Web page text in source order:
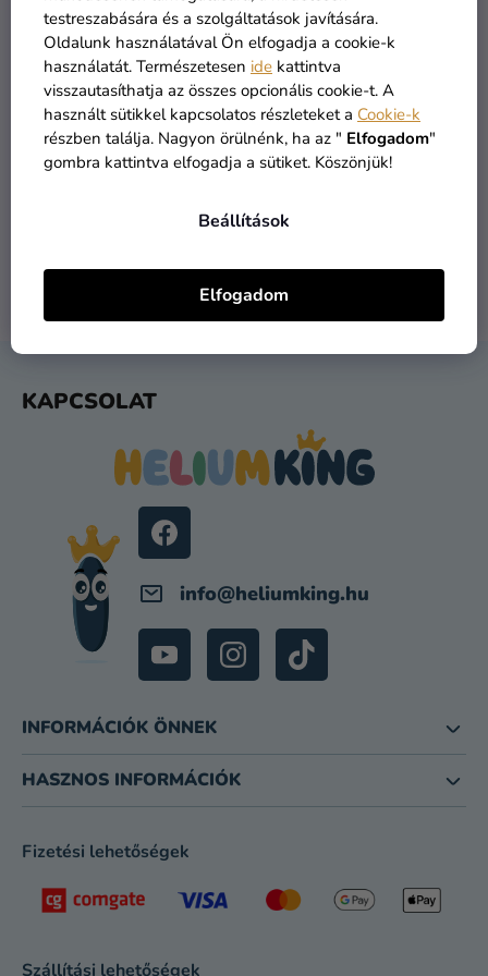
testreszabására és a szolgáltatások javítására.
Oldalunk használatával Ön elfogadja a cookie-k
használatát. Természetesen ide kattintva
visszautasíthatja az összes opcionális cookie-t. A
használt sütikkel kapcsolatos részleteket a Cookie-k
részben találja. Nagyon örülnénk, ha az " Elfogadom"
gombra kattintva elfogadja a sütiket. Köszönjük!
Beállítások
Elfogadom
Kreatív
kellékek
Témák
Személyre
szabott
Rólunk
ÁRU RAKTÁRON
INGYENES SZÁLLÍTÁS
1 NAPOS SZÁLLÍTÁS
feladást követően
VISSZAKÜLDÉS 30 NAP
ingyenes
KAPCSOLAT
info@heliumking.hu
INFORMÁCIÓK ÖNNEK
HASZNOS INFORMÁCIÓK
Fizetési lehetőségek
Szállítási lehetőségek